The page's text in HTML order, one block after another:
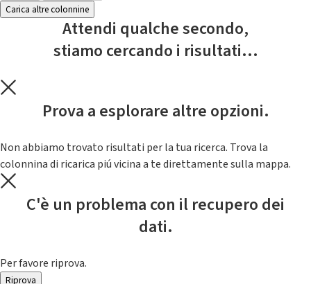
Carica altre colonnine
Attendi qualche secondo,
stiamo cercando i risultati...
Prova a esplorare altre opzioni.
Non abbiamo trovato risultati per la tua ricerca. Trova la
colonnina di ricarica piú vicina a te direttamente sulla mappa.
C'è un problema con il recupero dei
dati.
Per favore riprova.
Riprova